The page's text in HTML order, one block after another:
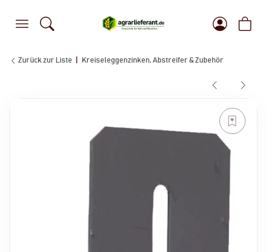
Zurück zur Liste Kreiseleggenzinken, Abstreifer & Zubehör